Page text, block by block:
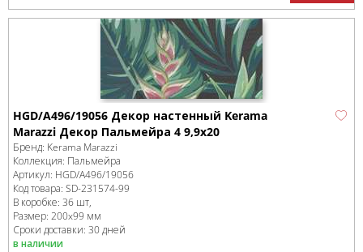
HGD/A496/19056 Декор настенный Kerama
Marazzi Декор Пальмейра 4 9,9х20
Бренд: Kerama Marazzi
Коллекция: Пальмейра
Артикул: HGD/A496/19056
Код товара: SD-231574-99
В коробке: 36 шт,
Размер: 200x99 мм
Сроки доставки: 30 дней
в наличии